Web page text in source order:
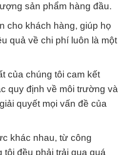
sản phẩm hàng đầu.
cho khách hàng, giúp họ
quả về chi phí luôn là một
của chúng tôi cam kết
quy định về môi trường và
quyết mọi vấn đề của
khác nhau, từ công
đều phải trải qua quá